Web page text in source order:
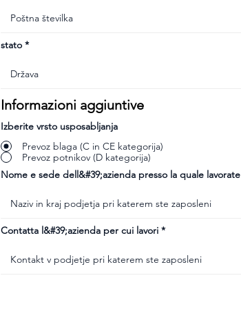
stato
Informazioni aggiuntive
Izberite vrsto usposabljanja
Prevoz blaga (C in CE kategorija)
Prevoz potnikov (D kategorija)
Nome e sede dell&#39;azienda presso la quale lavorate
Contatta l&#39;azienda per cui lavori